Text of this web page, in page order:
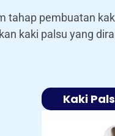
tahap pembuatan
kaki palsu yang
Kaki